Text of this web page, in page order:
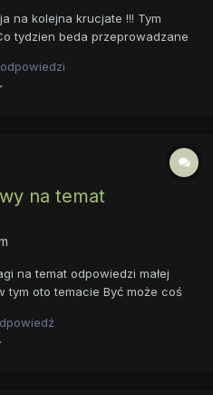
na kolejna krucjate !!! Tym
tydzien beda przeprowadzane
do czytania: Witaj !
DZIENNIKARZE i na wstep...
na temat
na temat odpowiedzi małej
tym oto temacie Być może coś